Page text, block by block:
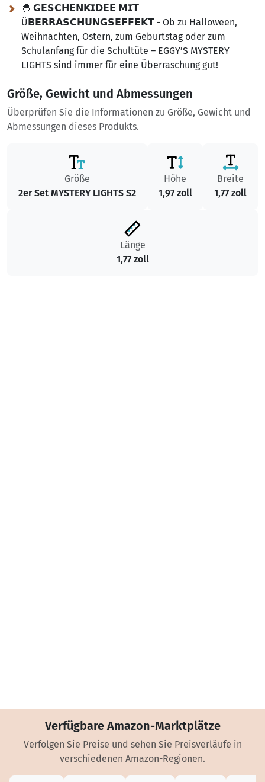
🐣 𝗚𝗘𝗦𝗖𝗛𝗘𝗡𝗞𝗜𝗗𝗘𝗘 𝗠𝗜𝗧
Ü𝗕𝗘𝗥𝗥𝗔𝗦𝗖𝗛𝗨𝗡𝗚𝗦𝗘𝗙𝗙𝗘𝗞𝗧 - Ob zu Halloween,
Weihnachten, Ostern, zum Geburtstag oder zum
Schulanfang für die Schultüte – EGGY’S MYSTERY
LIGHTS sind immer für eine Überraschung gut!
Größe, Gewicht und Abmessungen
Überprüfen Sie die Informationen zu Größe, Gewicht und
Abmessungen dieses Produkts.
Größe
2er Set MYSTERY LIGHTS S2
Höhe
1,97 zoll
Breite
1,77 zoll
Länge
1,77 zoll
Verfügbare Amazon-Marktplätze
Verfolgen Sie Preise und sehen Sie Preisverläufe in
verschiedenen Amazon-Regionen.